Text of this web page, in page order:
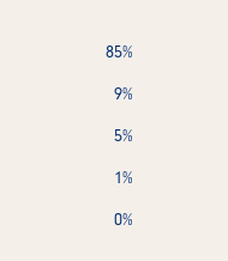
85%
9%
5%
1%
0%